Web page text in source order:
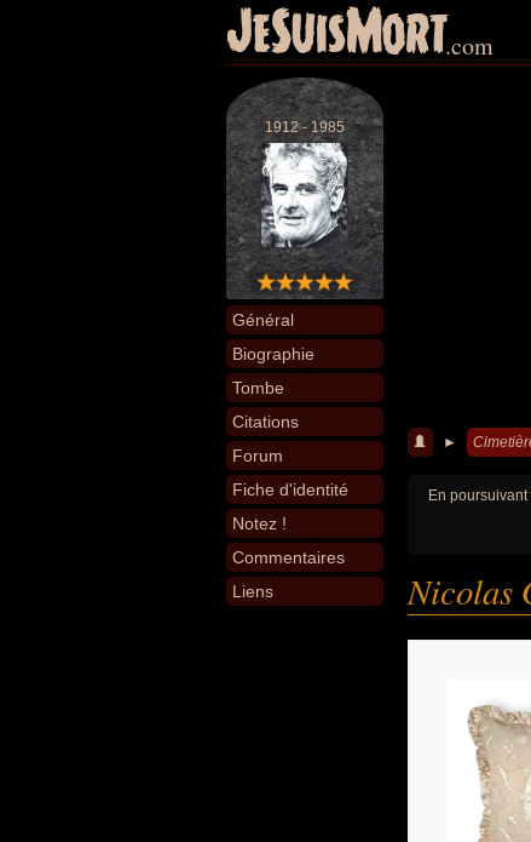
JeSuisMort.com
1912 - 1985
Général
Biographie
Tombe
Citations
Forum
Fiche d'identité
Notez !
Commentaires
Liens
►
En
Nicolas